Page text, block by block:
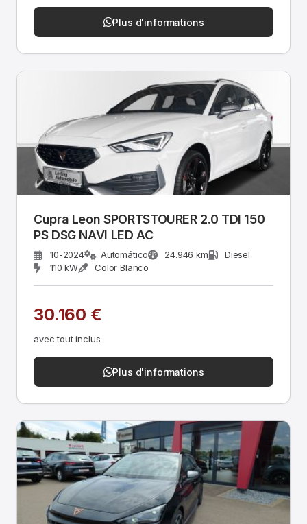
Plus d'informations
Cupra Leon SPORTSTOURER 2.0 TDI 150
PS DSG NAVI LED AC
10-2024 Automático 24.946 km
Diesel
110 kW
Color Blanco
30.160 €
avec tout inclus
Plus d'informations